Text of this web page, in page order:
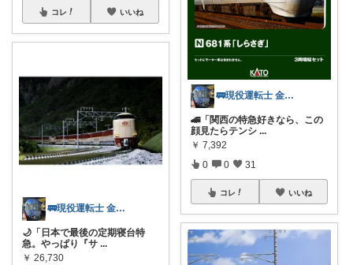
コレ いいね
🚃現役運転士 金魚🐠
🌙「日本で最後の定期寝台特
急。やっぱり『サ ...
￥ 26,730
🚃現役運転士 金魚🐠
🚄「関西の特急好きなら、この
顔見たらテンシ ...
￥ 7,392
0 0 31
コレ いいね